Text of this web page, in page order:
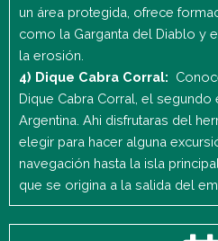
un área protegida, ofrece
como la Garganta del Diablo y
la erosión.
4) Dique Cabra Corral:
Dique Cabra Corral, el
Argentina. Ahi disfrutaras del
elegir para hacer alguna
navegación hasta la isla
que se origina a la salida del